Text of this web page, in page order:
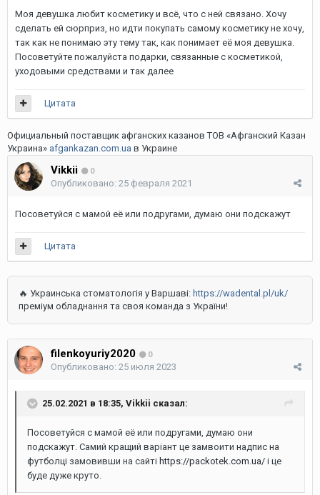
Моя девушка любит косметику и всё, что с ней связано. Хочу
сделать ей сюрприз, но идти покупать самому косметику не хочу,
так как не понимаю эту тему так, как понимает её моя девушка.
Посоветуйте пожалуйста подарки, связанные с косметикой,
уходовыми средствами и так далее
Цитата
Официальный поставщик афганских казанов ТОВ «Афганский Казан
Украина» afgankazan.com.ua в Украине
Vikkii 0
Опубликовано: 25 февраля 2021
Посоветуйся с мамой её или подругами, думаю они подскажут
Цитата
🔥 Украинська стоматологія у Варшаві: https://wadental.pl/uk/
преміум обладнання та своя команда з України!
filenkoyuriy2020 0
Опубликовано: 25 июля 2023
25.02.2021 в 18:35, Vikkii сказал:
Посоветуйся с мамой её или подругами, думаю они
подскажут. Самий кращий варіант це замвоити надпис на
футболці замовивши на сайті https://packotek.com.ua/ і це
буде дуже круто.